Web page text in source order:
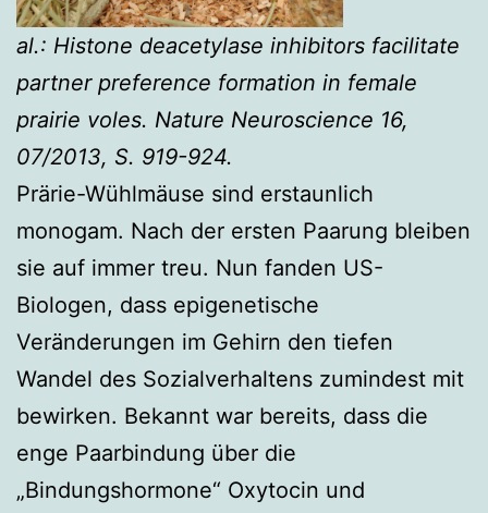
al.: Histone deacetylase inhibitors facilitate
partner preference formation in female
prairie voles. Nature Neuroscience 16,
07/2013, S. 919-924.
Prärie-Wühlmäuse sind erstaunlich
monogam. Nach der ersten Paarung bleiben
sie auf immer treu. Nun fanden US-
Biologen, dass epigenetische
Veränderungen im Gehirn den tiefen
Wandel des Sozialverhaltens zumindest mit
bewirken. Bekannt war bereits, dass die
enge Paarbindung über die
„Bindungshormone“ Oxytocin und